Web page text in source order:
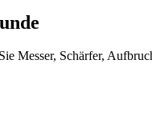
Messer, Schärfer,